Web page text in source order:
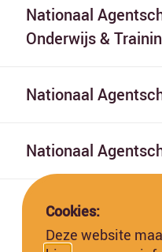
Nationaal
Onderwijs &
Nationaal
Nationaal
Cookies:
Deze website